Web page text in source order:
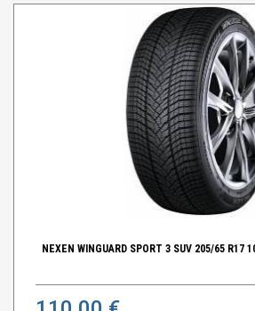
NEXEN WINGUARD SPORT 3 SUV 205/65 R17